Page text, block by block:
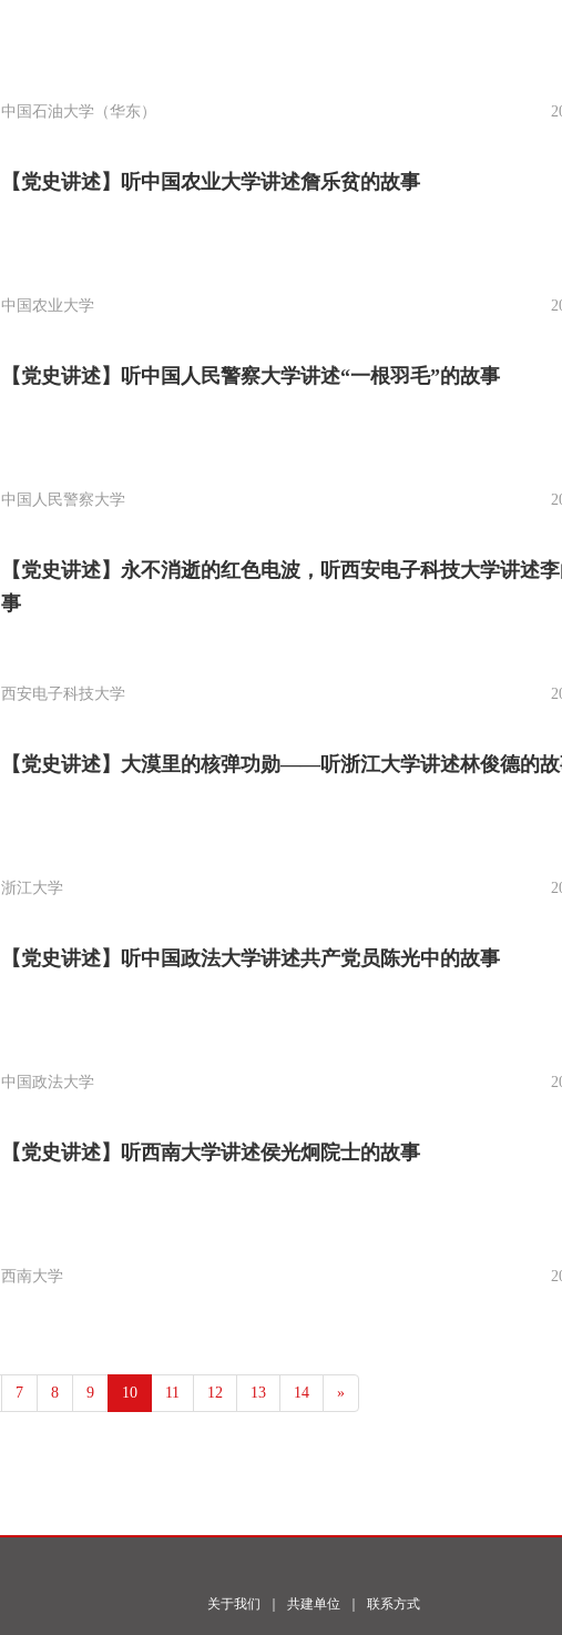
中国石油大学（华东）
【党史讲述】听中国农业大学讲述詹乐贫的故事
中国农业大学
【党史讲述】听中国人民警察大学讲述“一根羽毛”的故事
中国人民警察大学
【党史讲述】永不消逝的红色电波，听西安电子科技大学讲述
事
西安电子科技大学
【党史讲述】大漠里的核弹功勋——听浙江大学讲述林俊德的
浙江大学
【党史讲述】听中国政法大学讲述共产党员陈光中的故事
中国政法大学
【党史讲述】听西南大学讲述侯光炯院士的故事
西南大学
7 8 9 10 11 12 13 14 »
关于我们 ｜ 共建单位 ｜ 联系方式